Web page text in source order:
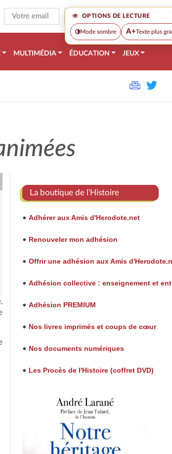
OPTIONS DE LECTURE
Mode sombre A+Texte plus
MULTIMÉDIA ÉDUCATION JEUX
La boutique de l'Histoire
• Adhérer aux Amis d'Herodote.net
• Renouveler mon adhésion
• Offrir une adhésion aux Amis
• Adhésion collective : enseignement et
• Adhésion PREMIUM
• Nos livres imprimés et coups de cœur
• Nos documents numériques
• Les Procès de l'Histoire (coffret DVD)